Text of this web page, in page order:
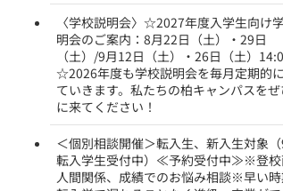
〈学校説明会〉☆2027年度入学生向け
明会のご案内：8月22日（土）・29日
（土）/9月12日（土）・26日（土）
☆2026年度も学校説明会を毎月定期的
ていきます。私たちの柏キャンパスを
に来てください！
＜個別相談開催＞転入生、新入生対象
転入学生受付中）≪予約受付中≫※登校
人間関係、成績でのお悩み相談※早い